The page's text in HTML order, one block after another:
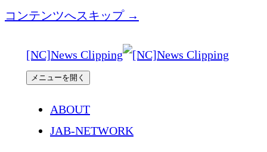
コンテンツへスキップ →
[NC]News Clipping
メニューを開く
ABOUT
JAB-NETWORK